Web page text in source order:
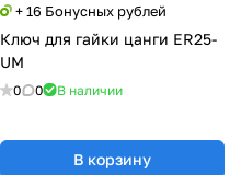
+ 16 Бонусных рублей
Ключ для гайки цанги ER25-
UM
0 0 В наличии
В корзину